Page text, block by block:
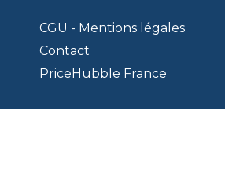
CGU - Mentions légales
Contact
PriceHubble France